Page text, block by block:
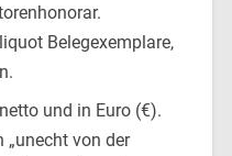
Belegexemplare,
und in Euro (€).
von der